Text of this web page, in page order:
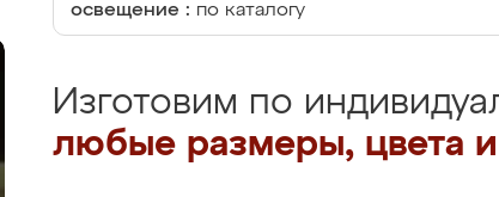
освещение : по каталогу
Изготовим по
любые размеры, цвета